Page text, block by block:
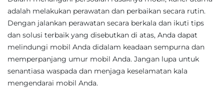
adalah melakukan perawatan dan perbaikan secara rutin.
Dengan jalankan perawatan secara berkala dan ikuti tips
dan solusi terbaik yang disebutkan di atas, Anda dapat
melindungi mobil Anda didalam keadaan sempurna dan
memperpanjang umur mobil Anda. Jangan lupa untuk
senantiasa waspada dan menjaga keselamatan kala
mengendarai mobil Anda.